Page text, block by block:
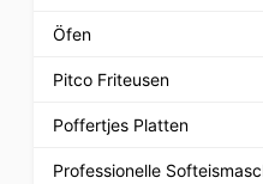
Öfen
Pitco Friteusen
Poffertjes Platten
Professionelle